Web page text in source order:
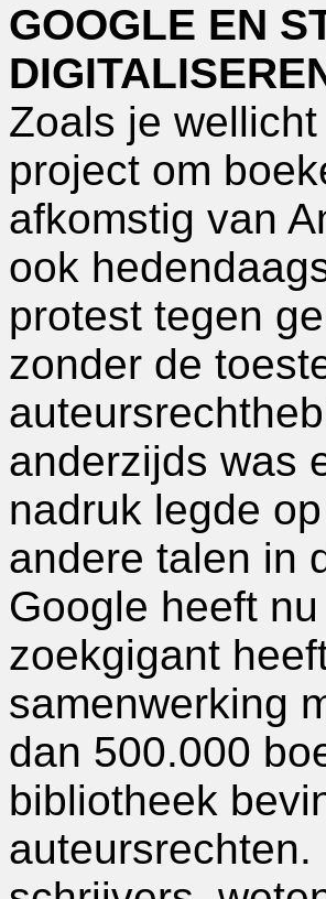
GOOGLE EN
Zoals je
project om
afkomstig van
ook
protest tegen
zonder de
anderzijds was
nadruk legde
andere talen in
Google heeft
zoekgigant
samenwerking
dan 500.000
bibliotheek